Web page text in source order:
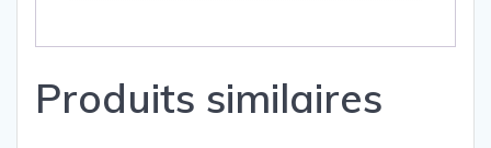
Produits similaires